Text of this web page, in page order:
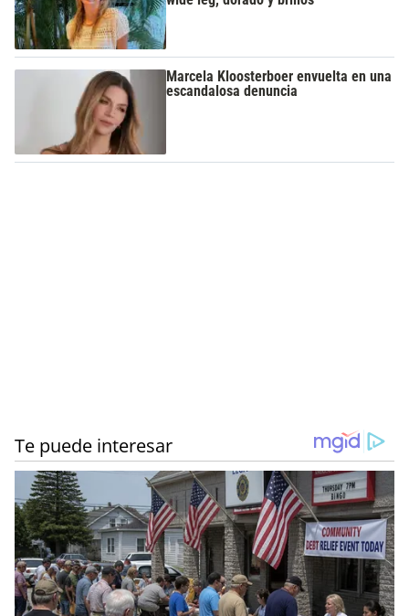
Marcela Kloosterboer envuelta en una
escandalosa denuncia